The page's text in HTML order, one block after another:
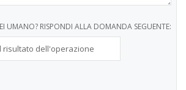
UMANO? RISPONDI ALLA DOMANDA SEGUENTE: